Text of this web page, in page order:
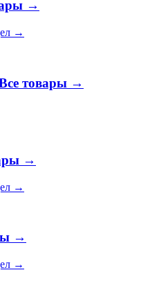
→
→
товары →
→
→
→
→